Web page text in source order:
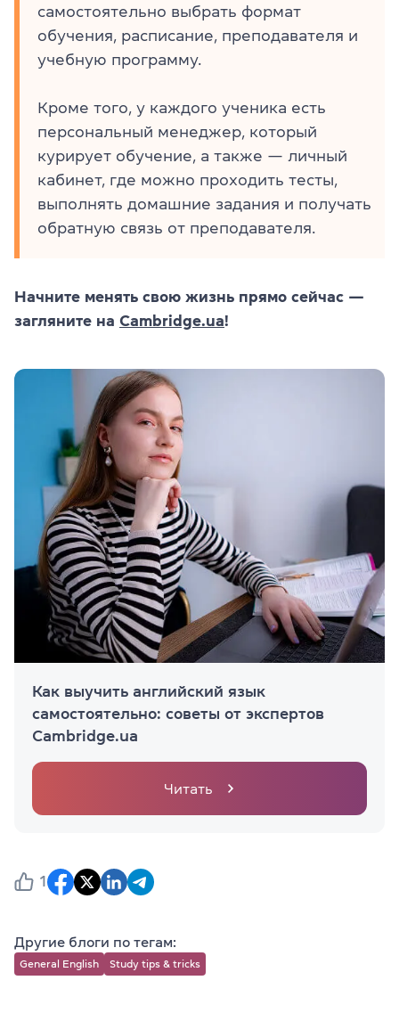
самостоятельно выбрать формат
обучения, расписание, преподавателя и
учебную программу.
Кроме того, у каждого ученика есть
персональный менеджер, который
курирует обучение, а также — личный
кабинет, где можно проходить тесты,
выполнять домашние задания и получать
обратную связь от преподавателя.
Начните менять свою жизнь прямо сейчас —
загляните на Cambridge.ua!
Как выучить английский язык
самостоятельно: советы от экспертов
Cambridge.ua
Читать
1
Другие блоги по тегам:
General English Study tips & tricks